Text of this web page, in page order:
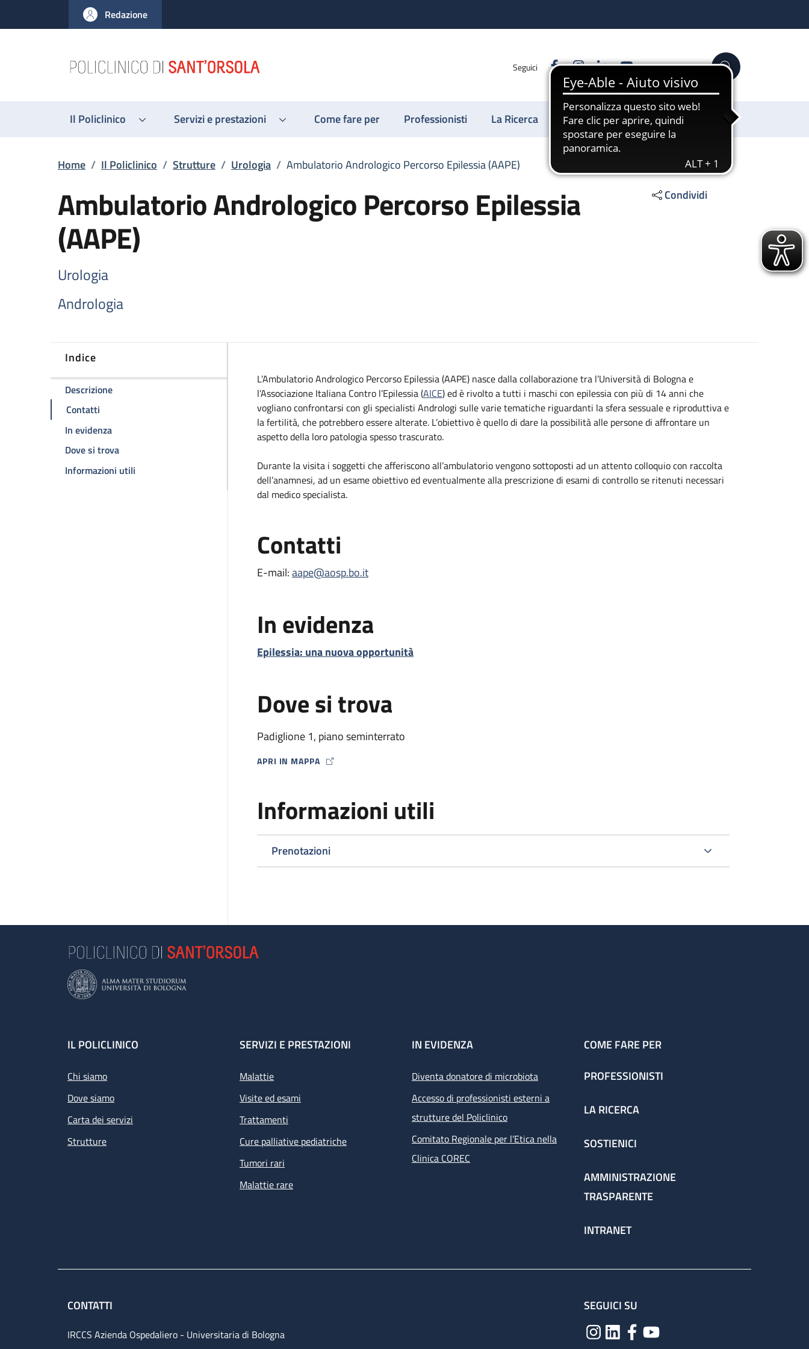
al contenuto principale
to footer content
Redazione
Seguici FacebookInstagram
LinkedinYouTube Cerca
Il Policlinico Servizi e prestazioni Come fare per Professionisti La Ricerca Sostienici
Briciole di pane
Home / Il Policlinico / Strutture / Urologia / Ambulatorio Andrologico Percorso Epilessia (AAPE)
Ambulatorio Andrologico Percorso Epilessia
(AAPE)
Urologia
Andrologia
Condividi
Indice
Descrizionedella pagina Ambulatorio Andrologico Percorso Epilessia (AAPE)
Contatti della pagina Ambulatorio Andrologico Percorso Epilessia (AAPE)
In evidenzadella pagina Ambulatorio Andrologico Percorso Epilessia (AAPE)
Dove si trovadella pagina Ambulatorio Andrologico Percorso Epilessia (AAPE)
Informazioni utili della pagina Ambulatorio Andrologico Percorso Epilessia (AAPE)
Descrizione
L’Ambulatorio Andrologico Percorso Epilessia (AAPE) nasce dalla collaborazione tra l’Università di Bologna e
l’Associazione Italiana Contro l’Epilessia (AICE) ed è rivolto a tutti i maschi con epilessia con più di 14 anni che
vogliano confrontarsi con gli specialisti Andrologi sulle varie tematiche riguardanti la sfera sessuale e riproduttiva e
la fertilità, che potrebbero essere alterate. L’obiettivo è quello di dare la possibilità alle persone di affrontare un
aspetto della loro patologia spesso trascurato.
Durante la visita i soggetti che afferiscono all’ambulatorio vengono sottoposti ad un attento colloquio con raccolta
dell’anamnesi, ad un esame obiettivo ed eventualmente alla prescrizione di esami di controllo se ritenuti necessari
dal medico specialista.
Contatti
E-mail:aape@aosp.bo.it
In evidenza
Epilessia: una nuova opportunità
Dove si trova
Padiglione 1, piano seminterrato
APRI IN MAPPA
MAP ICON
Informazioni utili
Prenotazioni
Footer
IL POLICLINICO
Chi siamo
Dove siamo
Carta dei servizi
Strutture
SERVIZI E PRESTAZIONI
Malattie
Visite ed esami
Trattamenti
Cure palliative pediatriche
Tumori rari
Malattie rare
IN EVIDENZA
Diventa donatore di microbiota
Accesso di professionisti esterni a
strutture del Policlinico
Comitato Regionale per l’Etica nella
Clinica COREC
COME FARE PER
PROFESSIONISTI
LA RICERCA
SOSTIENICI
AMMINISTRAZIONE
TRASPARENTE
INTRANET
CONTATTI
IRCCS Azienda Ospedaliero - Universitaria di Bologna
SEGUICI SU